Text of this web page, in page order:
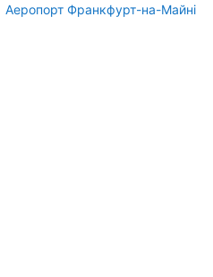
Аеропорт Франкфурт-на-Майні